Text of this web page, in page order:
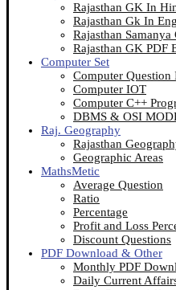
Rajasthan GK In
Rajasthan Gk In
Rajasthan Samanya
Rajasthan GK PDF
Computer Set
Computer Question
Computer IOT
Computer C++
DBMS & OSI
Raj. Geography
Rajasthan
Geographic Areas
MathsMetic
Average Question
Ratio
Percentage
Profit and Loss
Discount Questions
PDF Download & Other
Monthly PDF
Daily Current